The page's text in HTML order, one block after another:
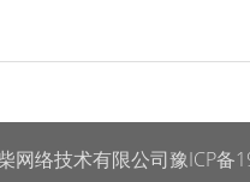
网络技术有限公司豫ICP备